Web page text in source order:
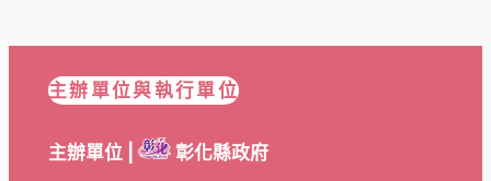
主辦單位與執行單位
主辦單位 | 彰化縣政府